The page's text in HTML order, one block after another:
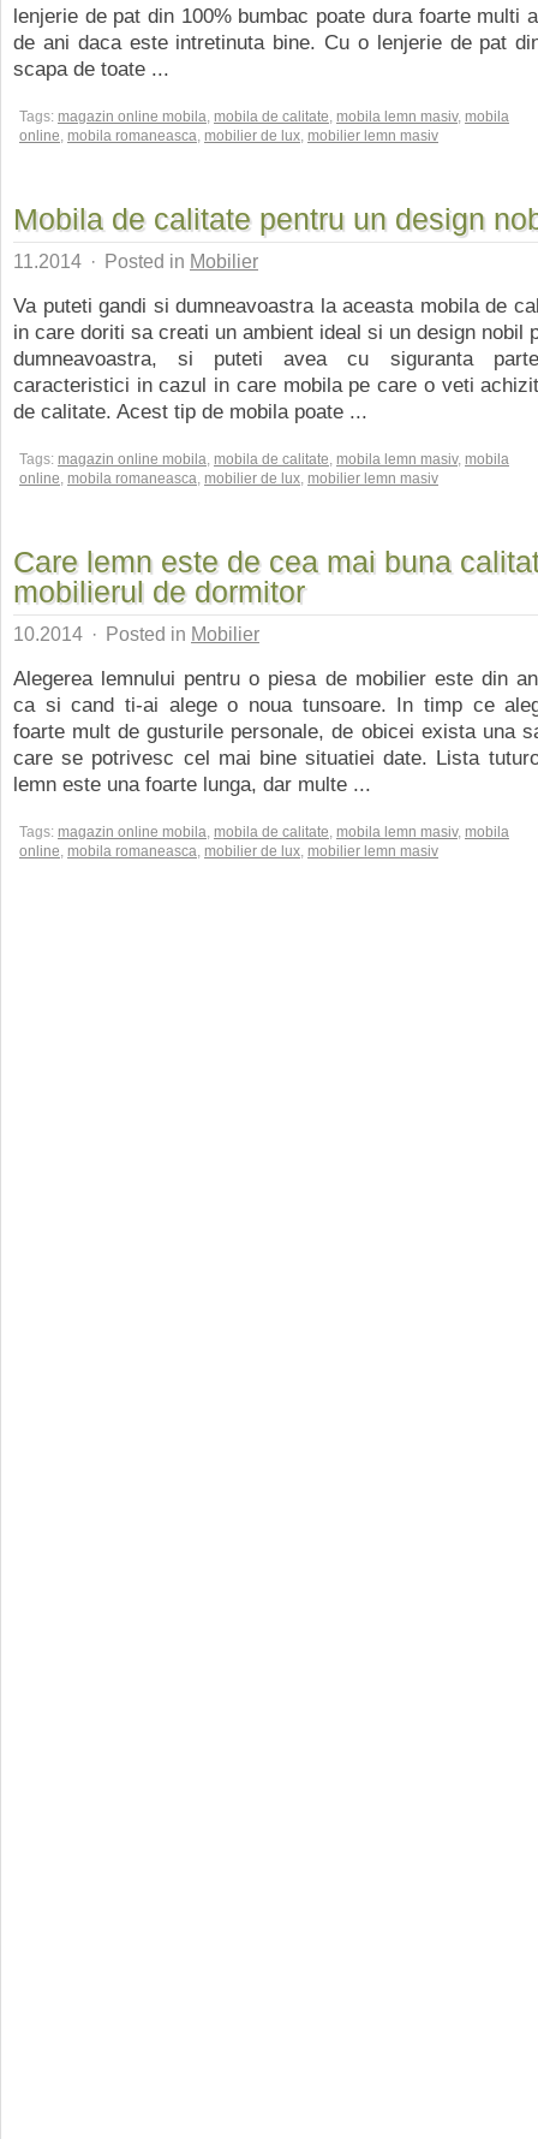
lenjerie de pat din 100% bumbac poate dura foarte multi
de ani daca este intretinuta bine. Cu o lenjerie de pat
scapa de toate ...
Tags: magazin online mobila, mobila de calitate, mobila lemn masiv, mobila
online, mobila romaneasca, mobilier de lux, mobilier lemn masiv
Mobila de calitate pentru un design
11.2014 · Posted in Mobilier
Va puteti gandi si dumneavoastra la aceasta mobila de
in care doriti sa creati un ambient ideal si un design nobil
dumneavoastra, si puteti avea cu siguranta
caracteristici in cazul in care mobila pe care o veti
de calitate. Acest tip de mobila poate ...
Tags: magazin online mobila, mobila de calitate, mobila lemn masiv, mobila
online, mobila romaneasca, mobilier de lux, mobilier lemn masiv
Care lemn este de cea mai buna
mobilierul de dormitor
10.2014 · Posted in Mobilier
Alegerea lemnului pentru o piesa de mobilier este din
ca si cand ti-ai alege o noua tunsoare. In timp ce
foarte mult de gusturile personale, de obicei exista una
care se potrivesc cel mai bine situatiei date. Lista
lemn este una foarte lunga, dar multe ...
Tags: magazin online mobila, mobila de calitate, mobila lemn masiv, mobila
online, mobila romaneasca, mobilier de lux, mobilier lemn masiv